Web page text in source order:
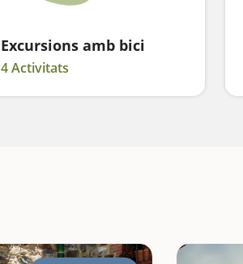
Excursions amb bici
4 Activitats